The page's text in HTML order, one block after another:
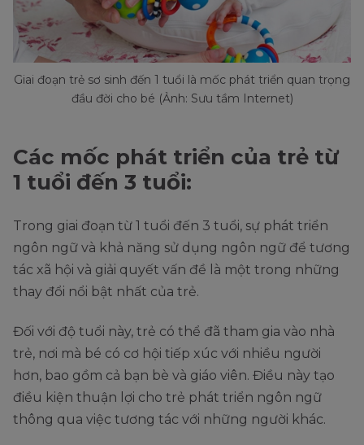
Giai đoạn trẻ sơ sinh đến 1 tuổi là mốc phát triển quan trọng
đầu đời cho bé (Ảnh: Sưu tầm Internet)
Các mốc phát triển của trẻ từ
1 tuổi đến 3 tuổi:
Trong giai đoạn từ 1 tuổi đến 3 tuổi, sự phát triển
ngôn ngữ và khả năng sử dụng ngôn ngữ để tương
tác xã hội và giải quyết vấn đề là một trong những
thay đổi nổi bật nhất của trẻ.
Đối với độ tuổi này, trẻ có thể đã tham gia vào nhà
trẻ, nơi mà bé có cơ hội tiếp xúc với nhiều người
hơn, bao gồm cả bạn bè và giáo viên. Điều này tạo
điều kiện thuận lợi cho trẻ phát triển ngôn ngữ
thông qua việc tương tác với những người khác.